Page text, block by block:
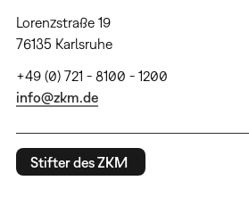
Lorenzstraße 19
76135 Karlsruhe
+49 (0) 721 - 8100 - 1200
info@zkm.de
Stifter des ZKM